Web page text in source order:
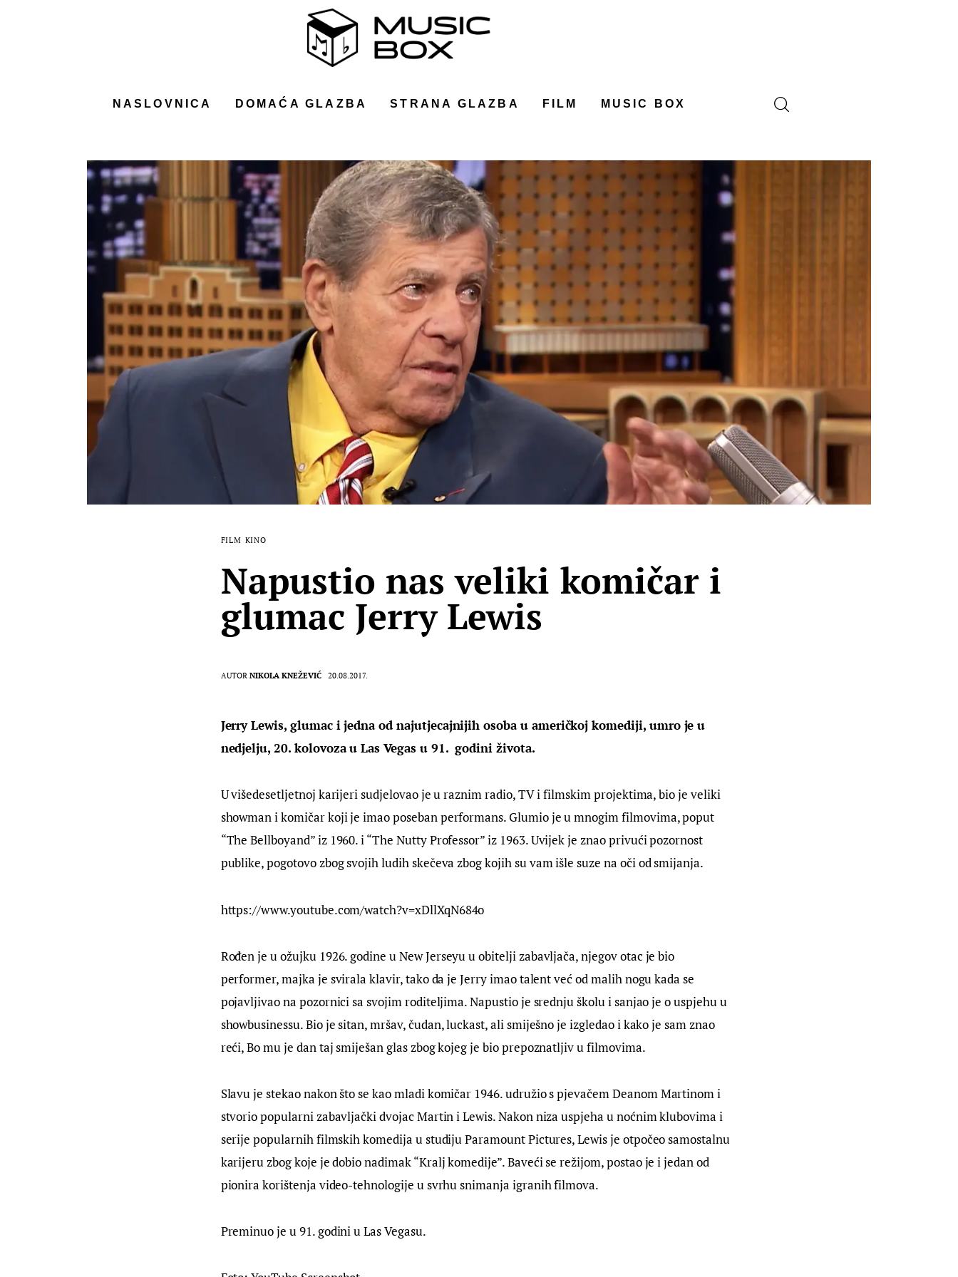
NASLOVNICA DOMAĆA GLAZBA STRANA GLAZBA FILM MUSIC BOX
FILM KINO
Napustio nas veliki komičar i
glumac Jerry Lewis
AUTOR NIKOLA KNEŽEVIĆ 20.08.2017.
Jerry Lewis, glumac i jedna od najutjecajnijih osoba u američkoj komediji, umro je u
nedjelju, 20. kolovoza u Las Vegas u 91.  godini života.
U višedesetljetnoj karijeri sudjelovao je u raznim radio, TV i filmskim projektima, bio je veliki
showman i komičar koji je imao poseban performans. Glumio je u mnogim filmovima, poput
“The Bellboyand” iz 1960. i “The Nutty Professor” iz 1963. Uvijek je znao privući pozornost
publike, pogotovo zbog svojih ludih skečeva zbog kojih su vam išle suze na oči od smijanja.
https://www.youtube.com/watch?v=xDllXqN684o
Rođen je u ožujku 1926. godine u New Jerseyu u obitelji zabavljača, njegov otac je bio
performer, majka je svirala klavir, tako da je Jerry imao talent već od malih nogu kada se
pojavljivao na pozornici sa svojim roditeljima. Napustio je srednju školu i sanjao je o uspjehu u
showbusinessu. Bio je sitan, mršav, čudan, luckast, ali smiješno je izgledao i kako je sam znao
reći, Bo mu je dan taj smiješan glas zbog kojeg je bio prepoznatljiv u filmovima.
Slavu je stekao nakon što se kao mladi komičar 1946. udružio s pjevačem Deanom Martinom i
stvorio popularni zabavljački dvojac Martin i Lewis. Nakon niza uspjeha u noćnim klubovima i
serije popularnih filmskih komedija u studiju Paramount Pictures, Lewis je otpočeo samostalnu
karijeru zbog koje je dobio nadimak “Kralj komedije”. Baveći se režijom, postao je i jedan od
pionira korištenja video-tehnologije u svrhu snimanja igranih filmova.
Preminuo je u 91. godini u Las Vegasu.